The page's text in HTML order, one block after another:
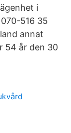
i
516 35
annat
54 år den 30